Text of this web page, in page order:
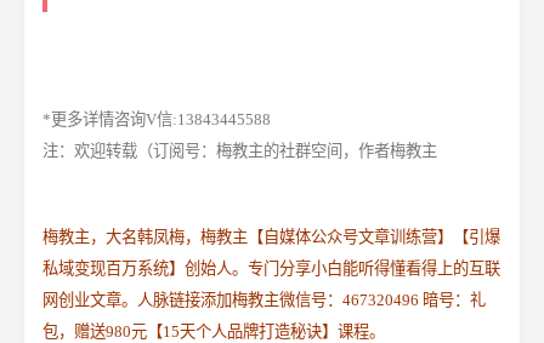
*更多详情咨询V信:13843445588
注：欢迎转载（订阅号：梅教主的社群空间，作者梅教主
梅教主，大名韩凤梅，梅教主【自媒体公众号文章训练营】【引爆
私域变现百万系统】创始人。专门分享小白能听得懂看得上的互联
网创业文章。人脉链接添加梅教主微信号：467320496 暗号：礼
包，赠送980元【15天个人品牌打造秘诀】课程。